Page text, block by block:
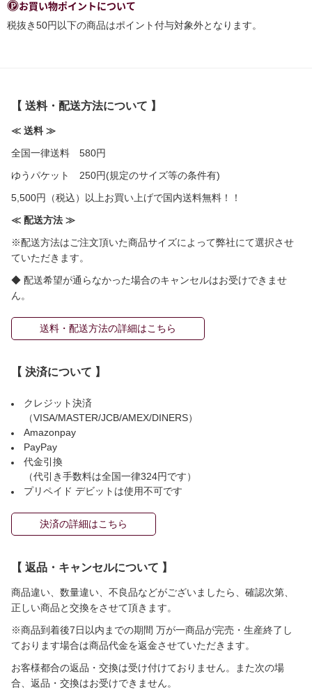
お買い物ポイントについて
税抜き50円以下の商品はポイント付与対象外となります。
【 送料・配送方法について 】
≪ 送料 ≫
全国一律送料 580円
ゆうパケット 250円(規定のサイズ等の条件有)
5,500円（税込）以上お買い上げで国内送料無料！！
≪ 配送方法 ≫
※配送方法はご注文頂いた商品サイズによって弊社にて選択させ
ていただきます。
◆ 配送希望が通らなかった場合のキャンセルはお受けできませ
ん。
送料・配送方法の詳細はこちら
【 決済について 】
クレジット決済
（VISA/MASTER/JCB/AMEX/DINERS）
Amazonpay
PayPay
代金引換
（代引き手数料は全国一律324円です）
プリペイド デビットは使用不可です
決済の詳細はこちら
【 返品・キャンセルについて 】
商品違い、数量違い、不良品などがございましたら、確認次第、
正しい商品と交換をさせて頂きます。
※商品到着後7日以内までの期間 万が一商品が完売・生産終了し
ております場合は商品代金を返金させていただきます。
お客様都合の返品・交換は受け付けておりません。また次の場
合、返品・交換はお受けできません。